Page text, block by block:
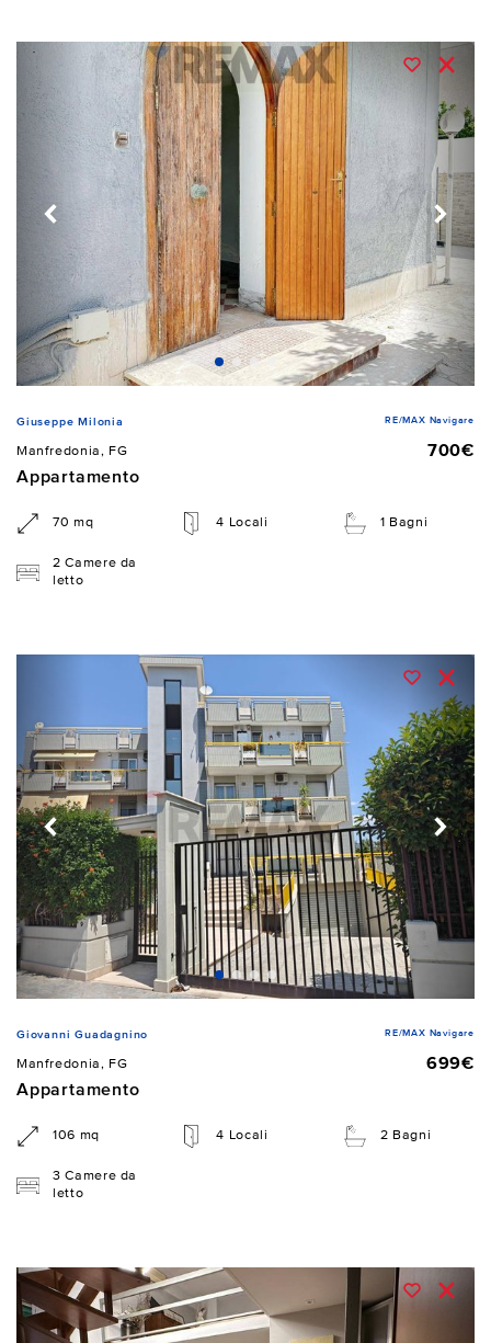
Giuseppe Milonia RE/MAX Navigare
Manfredonia, FG
700€
Appartamento
70 mq 4 Locali 1 Bagni
2 Camere da
letto
Giovanni Guadagnino RE/MAX Navigare
Manfredonia, FG
699€
Appartamento
106 mq 4 Locali 2 Bagni
3 Camere da
letto